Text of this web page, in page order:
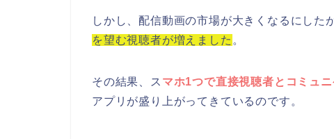
しかし、配信動画の市場が大きくなるにした
を望む視聴者が増えました 。
その結果、ス マホ1つで直接視聴者とコミュ
アプリが盛り上がってきているのです。